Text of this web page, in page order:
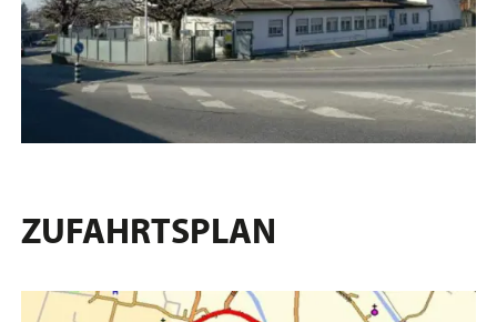
ZUFAHRTSPLAN